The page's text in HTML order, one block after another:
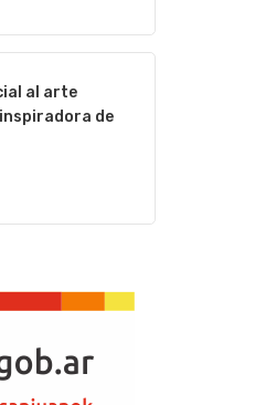
al arte
de